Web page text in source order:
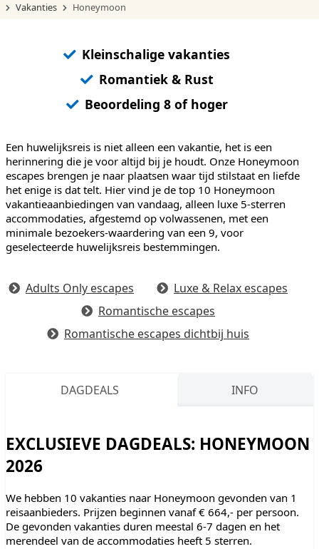
Vakanties Honeymoon
Kleinschalige vakanties
Romantiek & Rust
Beoordeling 8 of hoger
Een huwelijksreis is niet alleen een vakantie, het is een
herinnering die je voor altijd bij je houdt. Onze Honeymoon
escapes brengen je naar plaatsen waar tijd stilstaat en liefde
het enige is dat telt. Hier vind je de top 10 Honeymoon
vakantieaanbiedingen van vandaag, alleen luxe 5-sterren
accommodaties, afgestemd op volwassenen, met een
minimale bezoekers-waardering van een 9, voor
geselecteerde huwelijksreis bestemmingen.
Adults Only escapes
Luxe & Relax escapes
Romantische escapes
Romantische escapes dichtbij huis
DAGDEALS INFO
EXCLUSIEVE DAGDEALS: HONEYMOON
2026
We hebben 10 vakanties naar Honeymoon gevonden van 1
reisaanbieders. Prijzen beginnen vanaf € 664,- per persoon.
De gevonden vakanties duren meestal 6-7 dagen en het
merendeel van de accommodaties heeft 5 sterren.